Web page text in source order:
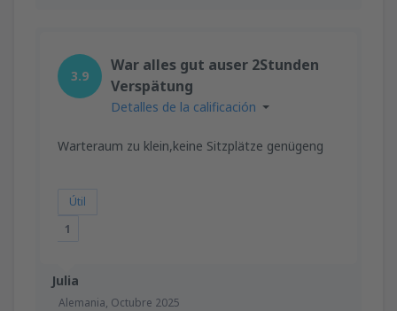
Julia
Alemania, Octubre 2025
3.9
War alles gut auser 2Stunden
Verspätung
Detalles de la calificación
Warteraum zu klein,keine Sitzplätze genügeng
Útil
1